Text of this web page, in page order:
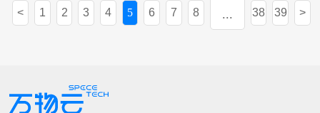
1 2 3 4 5 6 7 8 ... 38 39